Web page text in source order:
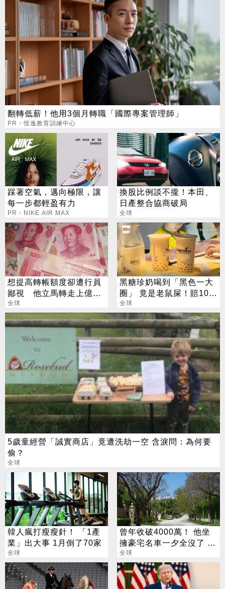
翻轉低薪！他用3個月轉職「國際專案管理師」
PR・恆逸教育訓練中心
踩著空氣，邁向極限，讓
每一步都輕盈有力
PR・NIKE AIR MAX
換股比例談不攏！本田、
日產整合協商破局
全球
想提高轉帳額度卻遭行員
鄙視 他立馬轉走上億存
款 行長急關切
全球
黑糖珍奶喝到「黑色一大
圈」 竟是老鼠屎！賠10倍
仍難滅怒火
全球
5歲童經營「誠實商店」竟遭洗劫一空 含淚問：為何要
偷？
全球
韓人瘋打瘦瘦針！ 「1產
業」出大事 1月倒了70家
全球
曾年收破4000萬！ 他坐
擁豪宅名車一夕全沒了 卻
喊「比過去更快樂」
全球